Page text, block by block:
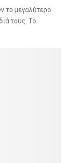
το μεγαλύτερο
τους. Το